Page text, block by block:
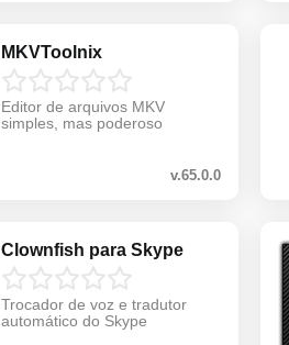
MKVToolnix
Editor de arquivos MKV
simples, mas poderoso
v.65.0.0
Clownfish para Skype
Trocador de voz e tradutor
automático do Skype